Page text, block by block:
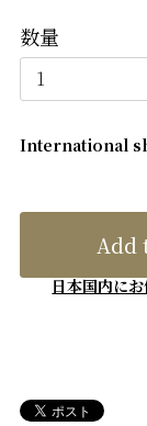
数量
International
Add
日本国内に